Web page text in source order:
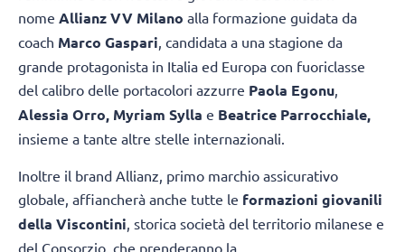
nome Allianz VV Milano alla formazione guidata da
coach Marco Gaspari, candidata a una stagione da
grande protagonista in Italia ed Europa con fuoriclasse
del calibro delle portacolori azzurre Paola Egonu,
Alessia Orro, Myriam Sylla e Beatrice Parrocchiale,
insieme a tante altre stelle internazionali.
Inoltre il brand Allianz, primo marchio assicurativo
globale, affiancherà anche tutte le formazioni giovanili
della Viscontini , storica società del territorio milanese e
del Consorzio, che prenderanno la